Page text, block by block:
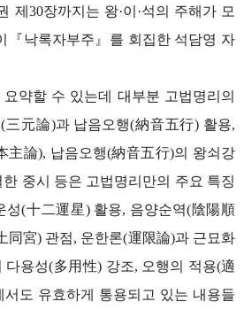
제30장까지는 왕·이·석의 주해가 모
『낙록자부주』를 회집한 석담영 자
약할 수 있는데 대부분 고법명리의
三元論)과 납음오행(納音五行) 활용,
主論), 납음오행(納音五行)의 왕쇠강
중시 등은 고법명리만의 주요 특징
성(十二運星) 활용, 음양순역(陰陽順
同宮) 관점, 운한론(運限論)과 근묘화
용성(多用性) 강조, 오행의 적용(適
도 유효하게 통용되고 있는 내용들